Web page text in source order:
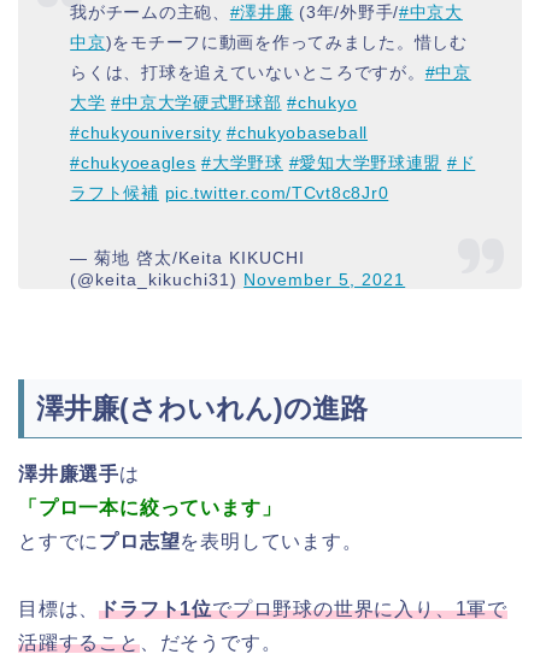
我がチームの主砲、 #澤井廉 (3年/外野手/#中京大
中京)をモチーフに動画を作ってみました。惜しむ
らくは、打球を追えていないところですが。 #中京
大学 #中京大学硬式野球部 #chukyo
#chukyouniversity #chukyobaseball
#chukyoeagles #大学野球 #愛知大学野球連盟 #ド
ラフト候補 pic.twitter.com/TCvt8c8Jr0
— 菊地 啓太/Keita KIKUCHI
(@keita_kikuchi31) November 5, 2021
澤井廉(さわいれん)の進路
澤井廉選手は
「プロ一本に絞っています」
とすでに プロ志望を表明しています。
目標は、ドラフト1位でプロ野球の世界に入り、1軍で
活躍すること、だそうです。